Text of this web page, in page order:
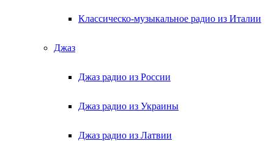
Классическо-музыкальное радио из Италии
Джаз
Джаз радио из России
Джаз радио из Украины
Джаз радио из Латвии